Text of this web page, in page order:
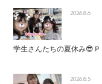
2026.8.6
学生さんたちの夏休み😎
2026.8.5